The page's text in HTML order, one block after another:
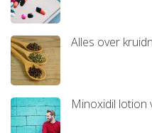
Alles over
Minoxidil lotion